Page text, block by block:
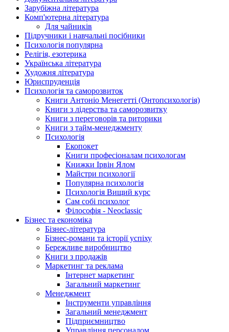
Зарубіжна література
Комп'ютерна література
Для чайників
Підручники і навчальні посібники
Психологія популярна
Релігія, езотерика
Українська література
Художня література
Юриспруденція
Психологія та саморозвиток
Книги Антоніо Менегетті (Онтопсихологія)
Книги з лідерства та саморозвитку
Книги з переговорів та риторики
Книги з тайм-менеджменту
Психологія
Екопокет
Книги професіоналам психологам
Книжки Ірвін Ялом
Майстри психології
Популярна психологія
Психологія Вищий курс
Сам собі психолог
Філософія - Neoclassic
Бізнес та економіка
Бізнес-література
Бізнес-романи та історії успіху
Бережливе виробництво
Книги з продажів
Маркетинг та реклама
Інтернет маркетинг
Загальний маркетинг
Менеджмент
Інструменти управління
Загальний менеджмент
Підприємництво
Управління персоналом